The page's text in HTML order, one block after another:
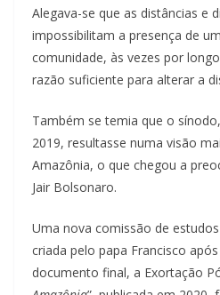
Alegava-se que as distâncias e
impossibilitam a presença de
comunidade, às vezes por
razão suficiente para alterar a
Também se temia que o
2019, resultasse numa visão
Amazônia, o que chegou a
Jair Bolsonaro.
Uma nova comissão de
criada pelo papa Francisco
documento final, a Exortação